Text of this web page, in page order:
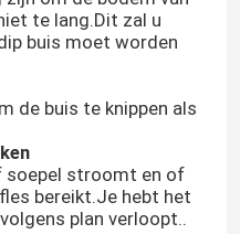
te lang.Dit zal u
buis moet worden
de buis te knippen als
soepel stroomt en of
bereikt.Je hebt het
plan verloopt..